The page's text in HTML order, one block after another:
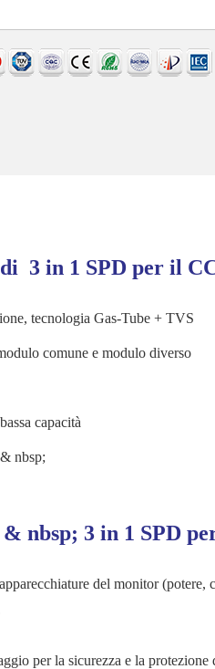
3 in 1 SPD per il
tecnologia Gas-Tube + TVS
comune e modulo diverso
capacità
nbsp;
nbsp; 3 in 1 SPD
del monitor
per la sicurezza e la protezione